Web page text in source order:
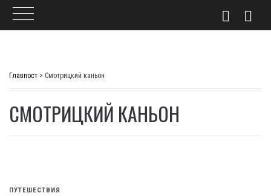
Главпост > Смотрицкий каньон
СМОТРИЦКИЙ КАНЬОН
ПУТЕШЕСТВИЯ